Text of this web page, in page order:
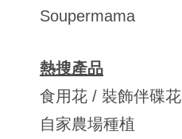
Soupermama
熱搜產品
食用花 / 裝飾伴碟花
自家農場種植